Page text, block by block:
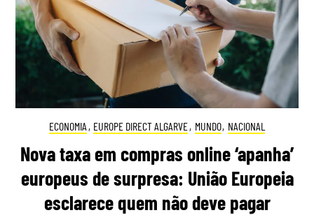
ECONOMIA , EUROPE DIRECT ALGARVE, MUNDO, NACIONAL
Nova taxa em compras online ‘apanha’
europeus de surpresa: União Europeia
esclarece quem não deve pagar